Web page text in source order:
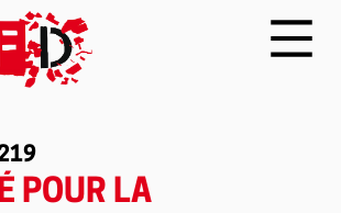
POUR LA